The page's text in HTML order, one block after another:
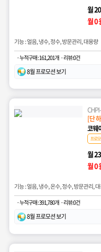
월
월 0
기능 : 얼음, 냉수, 정수, 방문관리, 대용량
· 누적구매 : 161,201개· 리뷰:0건
8월 프로모션 보기
[단
코웨
프로
월
월 0
기능 : 얼음, 냉수, 온수, 정수, 방문관리,
· 누적구매 : 391,780개· 리뷰:0건
8월 프로모션 보기